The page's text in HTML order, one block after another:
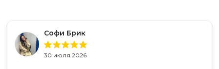
Софи Брик
30 июля 2026